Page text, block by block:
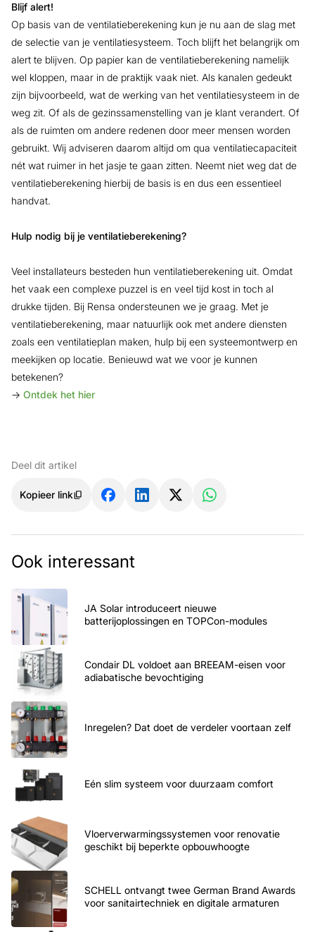
Blijf alert!
Op basis van de ventilatieberekening kun je nu aan de slag met
de selectie van je ventilatiesysteem. Toch blijft het belangrijk om
alert te blijven. Op papier kan de ventilatieberekening namelijk
wel kloppen, maar in de praktijk vaak niet. Als kanalen gedeukt
zijn bijvoorbeeld, wat de werking van het ventilatiesysteem in de
weg zit. Of als de gezinssamenstelling van je klant verandert. Of
als de ruimten om andere redenen door meer mensen worden
gebruikt. Wij adviseren daarom altijd om qua ventilatiecapaciteit
nét wat ruimer in het jasje te gaan zitten. Neemt niet weg dat de
ventilatieberekening hierbij de basis is en dus een essentieel
handvat.
Hulp nodig bij je ventilatieberekening?
Veel installateurs besteden hun ventilatieberekening uit. Omdat
het vaak een complexe puzzel is en veel tijd kost in toch al
drukke tijden. Bij Rensa ondersteunen we je graag. Met je
ventilatieberekening, maar natuurlijk ook met andere diensten
zoals een ventilatieplan maken, hulp bij een systeemontwerp en
meekijken op locatie. Benieuwd wat we voor je kunnen
betekenen?
→ Ontdek het hier
Deel dit artikel
Kopieer link
Ook interessant
JA Solar introduceert nieuwe
batterijoplossingen en TOPCon-modules
Condair DL voldoet aan BREEAM-eisen voor
adiabatische bevochtiging
Inregelen? Dat doet de verdeler voortaan zelf
Eén slim systeem voor duurzaam comfort
Vloerverwarmingssystemen voor renovatie
geschikt bij beperkte opbouwhoogte
SCHELL ontvangt twee German Brand Awards
voor sanitairtechniek en digitale armaturen